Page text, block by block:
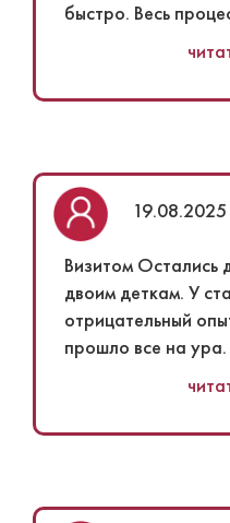
быстро. Весь
спрашивала у
чувствует, всё ли
ничего не
лечения занял 30
показала фото
процедуры.
за прекрасных
Понравилось
Понравилась
19.08.2025
Визитом Остались
двоим деткам. У
отрицательный
прошло все на
детям,все
лечение. В